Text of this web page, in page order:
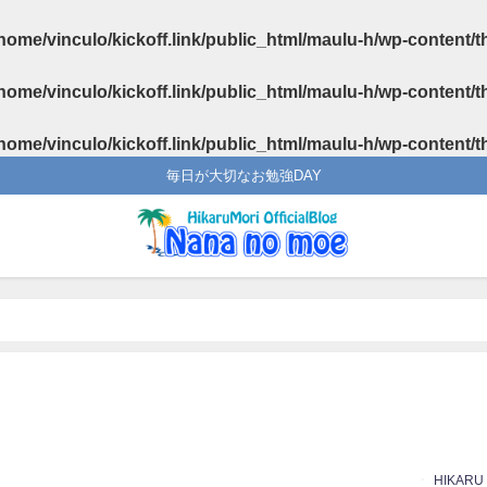
vinculo/kickoff.link/public_html/maulu-h/wp-content/
vinculo/kickoff.link/public_html/maulu-h/wp-content/
vinculo/kickoff.link/public_html/maulu-h/wp-content/
毎日が大切なお勉強DAY
HIKARU